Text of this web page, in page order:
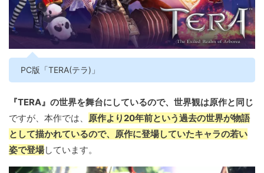
PC版「TERA(テラ)」
『TERA』の世界を舞台にしているので、世界観は原作と同じ
ですが、本作では、
原作より20年前という過去の世界が物語
として描かれているので、原作に登場していたキャラの若い
姿で登場しています。